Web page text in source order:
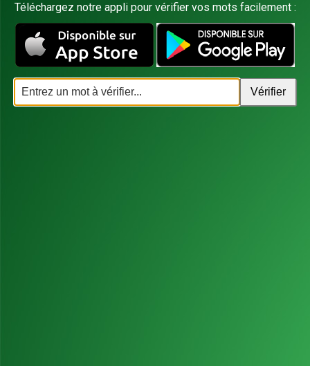
Téléchargez notre appli pour vérifier vos mots facilement :